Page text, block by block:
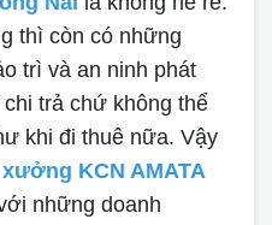
thì còn có những
trì và an ninh phát
trả chứ không thể
khi đi thuê nữa. Vậy
KCN AMATA
những doanh